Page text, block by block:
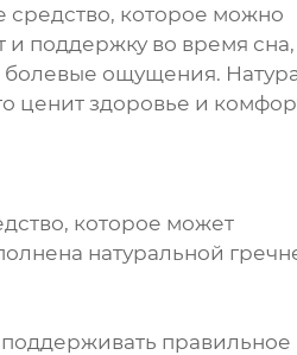
средство, которое можно
и поддержку во время сна,
ощущения.
ценит здоровье и
которое может
натуральной
правильное